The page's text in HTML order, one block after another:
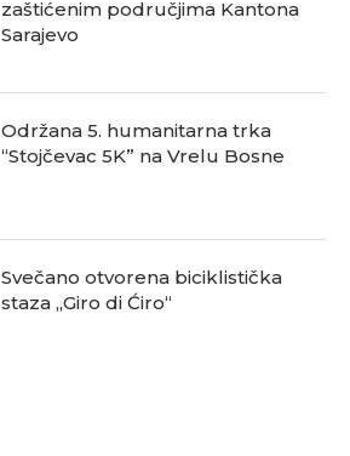
zaštićenim područjima Kantona
Sarajevo
Održana 5. humanitarna trka
“Stojčevac 5K” na Vrelu Bosne
Svečano otvorena biciklistička
staza „Giro di Ćiro“